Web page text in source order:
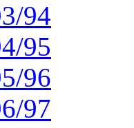
94
95
96
97